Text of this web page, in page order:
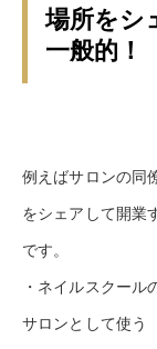
場所をシ
一般的！
例えばサロンの同
をシェアして開業
です。
・ネイルスクー
サロンとして使う